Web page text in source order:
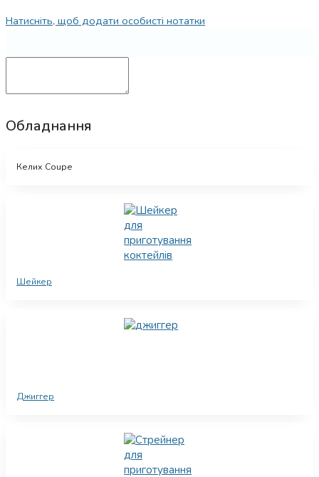
Натисніть, щоб додати особисті нотатки
Обладнання
Келих Coupe
Шейкер
Джиггер